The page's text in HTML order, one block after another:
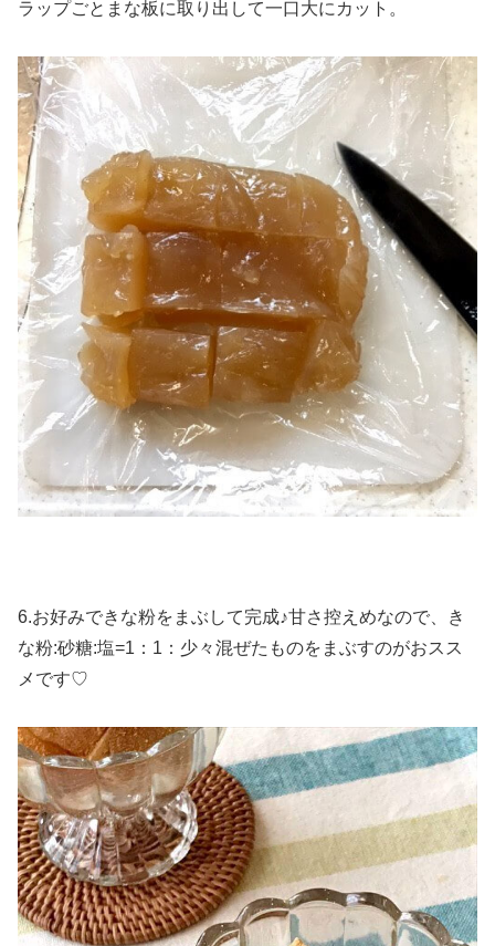
ラップごとまな板に取り出して一口大にカット。
6.お好みできな粉をまぶして完成♪甘さ控えめなので、き
な粉:砂糖:塩=1：1：少々混ぜたものをまぶすのがおスス
メです♡